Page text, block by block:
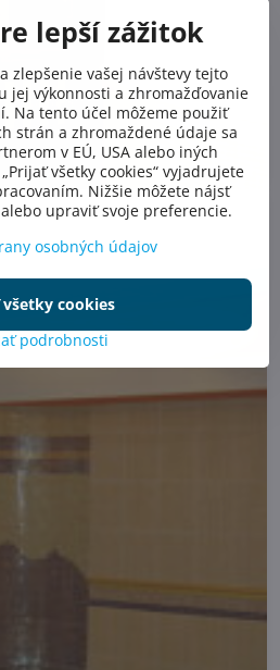
11
lepší zážitok
zlepšenie vašej návštevy tejto
jej výkonnosti a zhromažďovanie
Na tento účel môžeme použiť
strán a zhromaždené údaje sa
v EÚ, USA alebo iných
všetky cookies“ vyjadrujete
Nižšie môžete nájsť
upraviť svoje preferencie.
osobných údajov
podrobnosti
cookies